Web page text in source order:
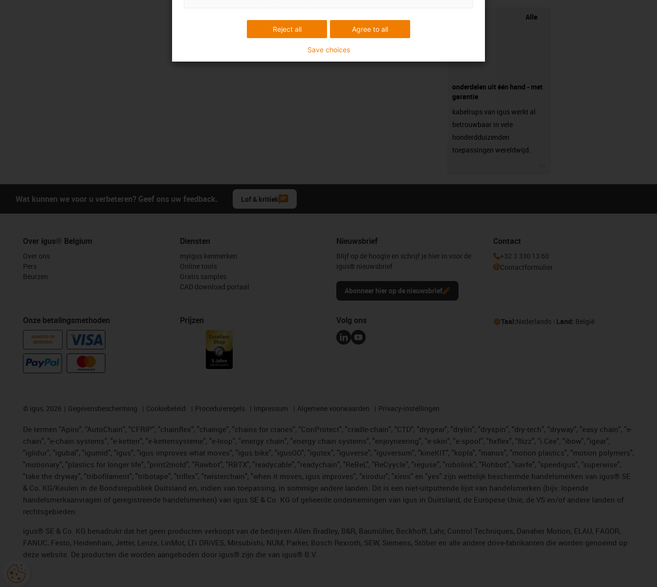
Alle
onderdelen uit één hand - met
garantie
kabelrups van igus werkt al
betrouwbaar in vele
honderdduizenden
toepassingen wereldwijd.
Wat kunnen we voor u verbeteren? Geef ons uw feedback. Lof & kritiek
Over igus® Belgium
Over ons
Pers
Beurzen
Onze betalingsmethoden
AANKOOP OP
REKENING
Diensten
myigus kenmerken
Online tools
Gratis samples
CAD download portaal
Prijzen
Nieuwsbrief
Blijf op de hoogte en schrijf je hier in voor de
igus® nieuwsbrief.
Abonneer hier op de nieuwsbrief
Contact
+32 3 330 13 60
Contactformulier
Volg ons Taal:Nederlands Land: België
© igus, 2026 Gegevensbescherming Cookiebeleid Procedureregels Impressum Algemene voorwaarden Privacy-instellingen
De termen "Apiro", "AutoChain", "CFRIP", "chainflex", "chainge", "chains for cranes", "ConProtect", "cradle-chain", "CTD", "drygear", "drylin", "dryspin", "dry-tech", "dryway", "easy chain", "e-
chain", "e-chain systems", "e-ketten", "e-kettensysteme", "e-loop", "energy chain", "energy chain systems", "enjoyneering", "e-skin", "e-spool", "fixflex", "flizz", "i.Cee", "ibow", "igear",
"iglidur", "igubal", "igumid", "igus", "igus improves what moves", "igus:bike", "igusGO", "igutex", "iguverse", "iguversum", "kineKIT", "kopla", "manus", "motion plastics", "motion polymers",
"motionary", "plastics for longer life", "print2mold", "Rawbot", "RBTX", "readycable", "readychain", "ReBeL", "ReCyycle", "reguse", "robolink", "Rohbot", "savfe", "speedigus", "superwise",
"take the dryway", "tribofilament", "tribotape", "triflex", "twisterchain", "when it moves, igus improves", "xirodur", "xiros" en "yes" zijn wettelijk beschermde handelsmerken van igus® SE
& Co. KG/Keulen in de Bondsrepubliek Duitsland en, indien van toepassing, in sommige andere landen. Dit is een niet-uitputtende lijst van handelsmerken (bijv. lopende
handelsmerkaanvragen of geregistreerde handelsmerken) van igus SE & Co. KG of gelieerde ondernemingen van igus in Duitsland, de Europese Unie, de VS en/of andere landen of
rechtsgebieden.
igus® SE & Co. KG benadrukt dat het geen producten verkoopt van de bedrijven Allen Bradley, B&R, Baumüller, Beckhoff, Lahr, Control Techniques, Danaher Motion, ELAU, FAGOR,
FANUC, Festo, Heidenhain, Jetter, Lenze, LinMot, LTi DRiVES, Mitsubishi, NUM, Parker, Bosch Rexroth, SEW, Siemens, Stöber en alle andere drive-fabrikanten die worden genoemd op
deze website. De producten die worden aangeboden door igus® zijn die van igus® B.V.
Agree to all
Reject all
Save choices